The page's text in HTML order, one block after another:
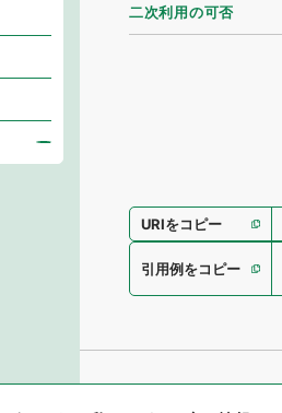
二次利用の可否
URIをコピー
引用例をコピー